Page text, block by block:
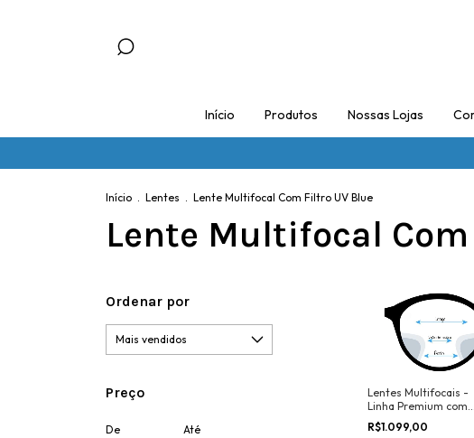
Início Produtos Nossas Lojas
Início . Lentes . Lente Multifocal Com Filtro UV Blue
Lente Multifocal
Ordenar por
Preço
De Até
Lentes Multifocais -
Linha Premium com
Filtro UV Blue
R$1.099,00